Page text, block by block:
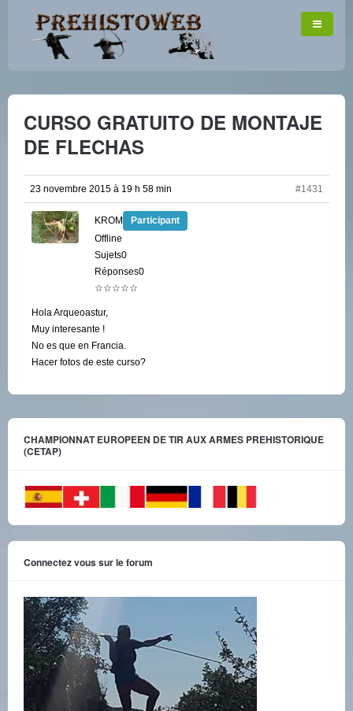
CURSO GRATUITO DE MONTAJE
DE FLECHAS
23 novembre 2015 à 19 h 58 min #1431
KROM
Participant
Offline
Sujets0
Réponses0
☆☆☆☆☆
Hola Arqueoastur,
Muy interesante !
No es que en Francia.
Hacer fotos de este curso?
CHAMPIONNAT EUROPEEN DE TIR AUX ARMES PREHISTORIQUE
(CETAP)
Connectez vous sur le forum